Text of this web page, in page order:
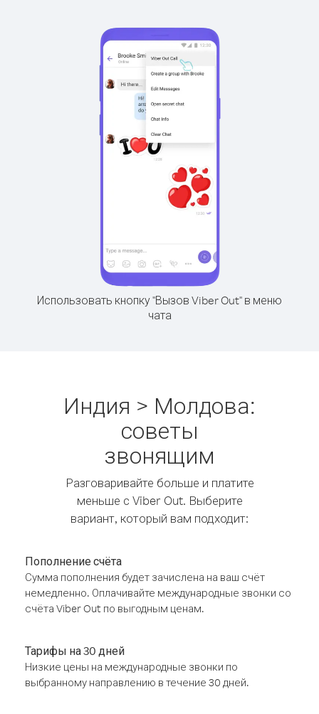
Использовать кнопку "Вызов Viber Out" в меню
чата
Индия > Молдова:
советы
звонящим
Разговаривайте больше и платите
меньше с Viber Out. Выберите
вариант, который вам подходит:
Пополнение счёта
Сумма пополнения будет зачислена на ваш счёт
немедленно. Оплачивайте международные звонки со
счёта Viber Out по выгодным ценам.
Тарифы на 30 дней
Низкие цены на международные звонки по
выбранному направлению в течение 30 дней.